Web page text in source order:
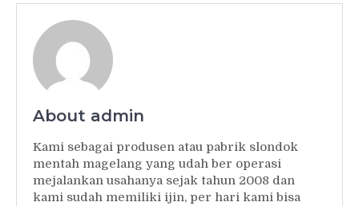
About admin
Kami sebagai produsen atau pabrik slondok
mentah magelang yang udah ber operasi
mejalankan usahanya sejak tahun 2008 dan
kami sudah memiliki ijin, per hari kami bisa